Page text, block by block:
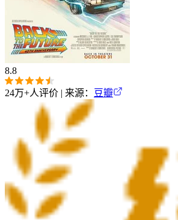
8.8
24万+人评价 | 来源： 豆瓣